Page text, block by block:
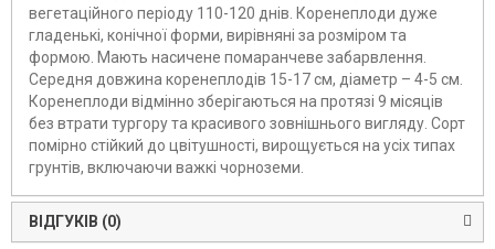
вегетаційного періоду 110-120 днів. Коренеплоди дуже
гладенькі, конічної форми, вирівняні за розміром та
формою. Мають насичене помаранчеве забарвлення.
Середня довжина коренеплодів 15-17 см, діаметр – 4-5 см.
Коренеплоди відмінно зберігаються на протязі 9 місяців
без втрати тургору та красивого зовнішнього вигляду. Сорт
помірно стійкий до цвітушності, вирощується на усіх типах
грунтів, включаючи важкі чорноземи.
ВІДГУКІВ (0)